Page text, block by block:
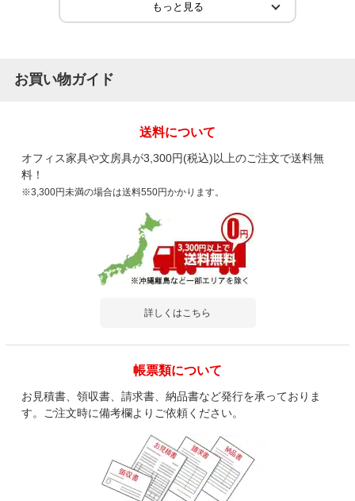
早速に重宝しています。
すべてのお客様のコメント見る
レビュー数22件
平均評価3.7
購入確認済み
お買い物ガイド
送料について
オフィス家具や文房具が3,300円(税込)以上のご注文で送料無
料！
※3,300円未満の場合は送料550円かかります。
詳しくはこちら
帳票類について
お見積書、領収書、請求書、納品書など発行を承っておりま
す。ご注文時に備考欄よりご依頼ください。